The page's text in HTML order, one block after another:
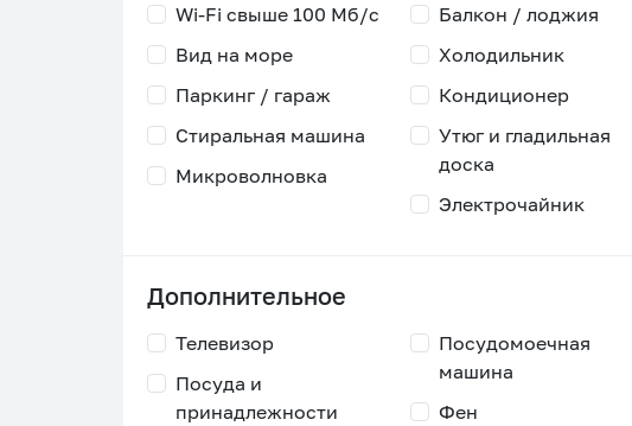
Wi-Fi свыше 100 Мб/с
Балкон / лоджия
Вид на море
Паркинг / гараж
Холодильник
Кондиционер
Стиральная машина
Микроволновка
Утюг и гладильная
доска
Электрочайник
Дополнительное
Телевизор
Посуда и
принадлежности
Посудомоечная
машина
Фен